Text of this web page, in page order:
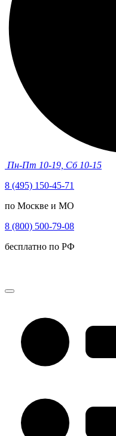
Пн-Пт 10-19, Сб 10-15
8 (495) 150-45-71
по Москве и МО
8 (800) 500-79-08
бесплатно по РФ